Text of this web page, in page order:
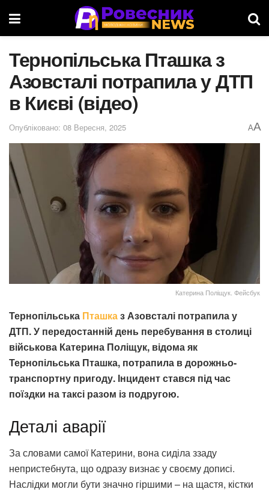
Тернопільська Пташка з
Азовсталі потрапила у ДТП
в Києві (відео)
Опубліковано: 08 Вересня, 2025 AA
Катерина Поліщук. Фейсбук
Тернопільська Пташказ Азовсталі потрапила у
ДТП. У передостанній день перебування в столиці
військова Катерина Поліщук, відома як
Тернопільська Пташка, потрапила в дорожньо-
транспортну пригоду. Інцидент стався під час
поїздки на таксі разом із подругою.
Деталі аварії
За словами самої Катерини, вона сиділа ззаду
непристебнута, що одразу визнає у своєму дописі.
Наслідки могли бути значно гіршими – на щастя, кістки